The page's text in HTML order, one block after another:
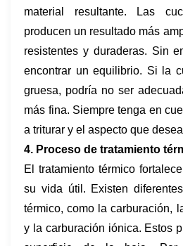
material resultante. Las
producen un resultado más
resistentes y duraderas. Sin
encontrar un equilibrio. Si la
gruesa, podría no ser
más fina. Siempre tenga en
a triturar y el aspecto que
4. Proceso de tratamiento
El tratamiento térmico
su vida útil. Existen
térmico, como la carburación,
y la carburación iónica. Estos